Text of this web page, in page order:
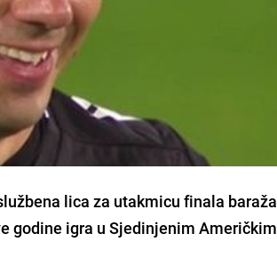
lica za utakmicu finala baraža
godine igra u Sjedinjenim Američkim